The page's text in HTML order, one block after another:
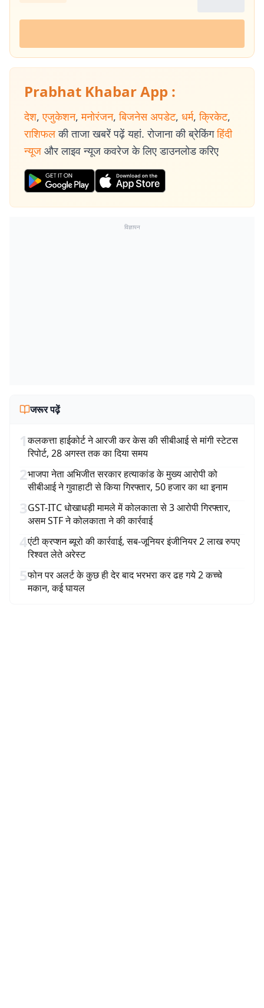
Prabhat Khabar App :
देश, एजुकेशन, मनोरंजन, बिजनेस अपडेट, धर्म, क्रिकेट,
राशिफल की ताजा खबरें पढ़ें यहां. रोजाना की ब्रेकिंग हिंदी
न्यूज और लाइव न्यूज कवरेज के लिए डाउनलोड करिए
विज्ञापन
जरूर पढ़ें
1कलकत्ता हाईकोर्ट ने आरजी कर केस की सीबीआई से मांगी स्टेटस
रिपोर्ट, 28 अगस्त तक का दिया समय
2भाजपा नेता अभिजीत सरकार हत्याकांड के मुख्य आरोपी को
सीबीआई ने गुवाहाटी से किया गिरफ्तार, 50 हजार का था इनाम
3GST-ITC धोखाधड़ी मामले में कोलकाता से 3 आरोपी गिरफ्तार,
असम STF ने कोलकाता ने की कार्रवाई
4एंटी क्रप्शन ब्यूरो की कार्रवाई, सब-जूनियर इंजीनियर 2 लाख रुपए
रिश्वत लेते अरेस्ट
5फोन पर अलर्ट के कुछ ही देर बाद भरभरा कर ढह गये 2 कच्चे
मकान, कई घायल